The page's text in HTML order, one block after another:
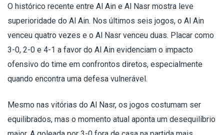
O histórico recente entre Al Ain e Al Nasr mostra leve
superioridade do Al Ain. Nos últimos seis jogos, o Al Ain
venceu quatro vezes e o Al Nasr venceu duas. Placar como
3-0, 2-0 e 4-1 a favor do Al Ain evidenciam o impacto
ofensivo do time em confrontos diretos, especialmente
quando encontra uma defesa vulnerável.
Mesmo nas vitórias do Al Nasr, os jogos costumam ser
equilibrados, mas o momento atual aponta um desequilíbrio